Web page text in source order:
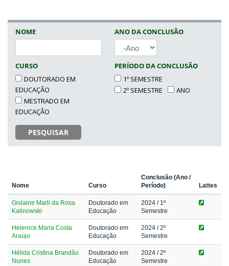
NOME
CURSO
DOUTORADO EM
EDUCAÇÃO
MESTRADO EM
EDUCAÇÃO
PESQUISAR
ANO DA CONCLUSÃO
ANO
PERÍODO DA CONCLUSÃO
1º SEMESTRE
2º SEMESTRE
ANO
Nome Curso
Conclusão (Ano /
Período)
Lattes
Gislaine Marli da Rosa
Kalinowski
Doutorado em
Educação
2024 / 1º
Semestre
Helenice Maria Costa
Araújo
Doutorado em
Educação
2024 / 2º
Semestre
Hélida Cristina Brandão
Nunes
Doutorado em
Educação
2024 / 2º
Semestre